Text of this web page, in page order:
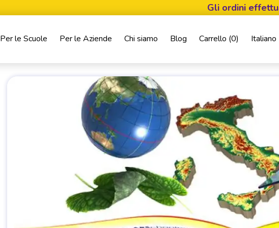
Gli ordini effettuati dal
Per le Scuole Per le Aziende Chi siamo Blog Carrello (0) Italiano